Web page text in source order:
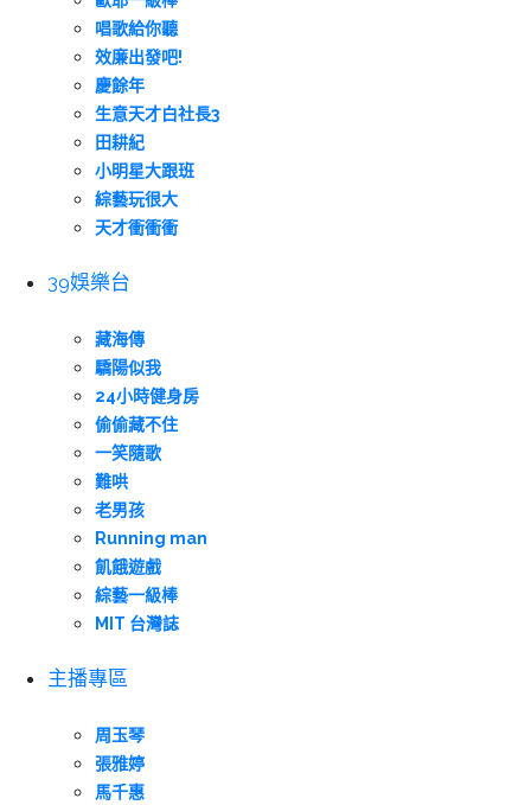
唱歌給你聽
效廉出發吧!
慶餘年
生意天才白社長3
田耕紀
小明星大跟班
綜藝玩很大
天才衝衝衝
39娛樂台
藏海傳
驕陽似我
24小時健身房
偷偷藏不住
一笑隨歌
難哄
老男孩
Running man
飢餓遊戲
綜藝一級棒
MIT 台灣誌
主播專區
周玉琴
張雅婷
馬千惠